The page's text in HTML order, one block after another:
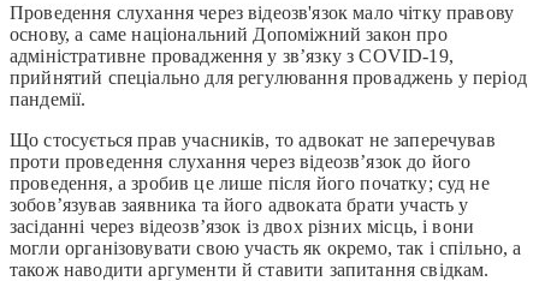
Проведення слухання через відеозв'язок мало чітку правову
основу, а саме національний Допоміжний закон про
адміністративне провадження у зв’язку з COVID-19,
прийнятий спеціально для регулювання проваджень у період
пандемії.
Що стосується прав учасників, то адвокат не заперечував
проти проведення слухання через відеозв’язок до його
проведення, а зробив це лише після його початку; суд не
зобов’язував заявника та його адвоката брати участь у
засіданні через відеозв’язок із двох різних місць, і вони
могли організовувати свою участь як окремо, так і спільно, а
також наводити аргументи й ставити запитання свідкам.